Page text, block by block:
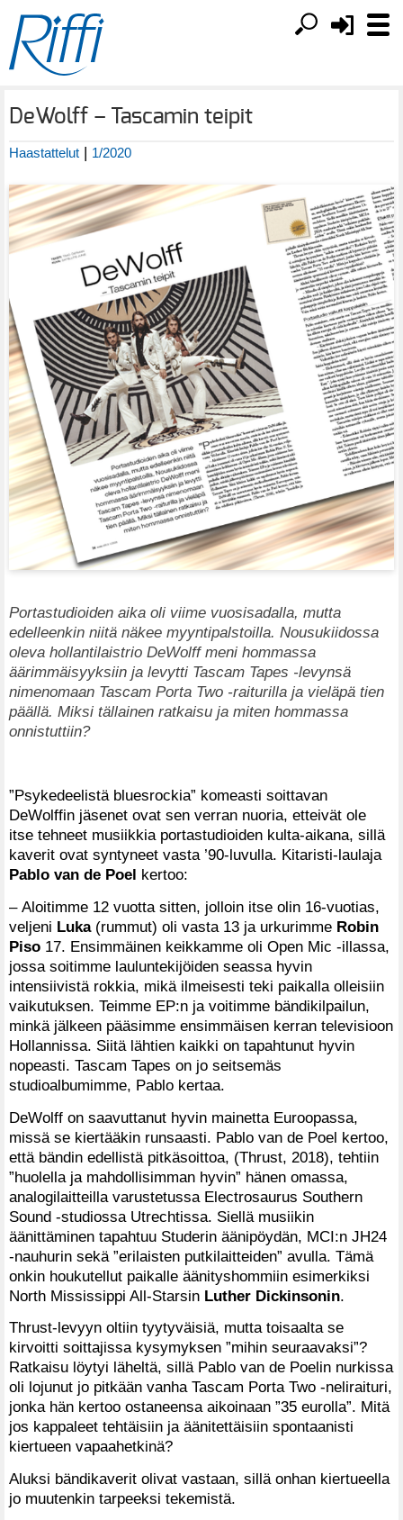
DeWolff – Tascamin teipit
Haastattelut | 1/2020
Portastudioiden aika oli viime vuosisadalla, mutta
edelleenkin niitä näkee myyntipalstoilla. Nousukiidossa
oleva hollantilaistrio DeWolff meni hommassa
äärimmäisyyksiin ja levytti Tascam Tapes -levynsä
nimenomaan Tascam Porta Two -raiturilla ja vieläpä tien
päällä. Miksi tällainen ratkaisu ja miten hommassa
onnistuttiin?
”Psykedeelistä bluesrockia” komeasti soittavan
DeWolffin jäsenet ovat sen verran nuoria, etteivät ole
itse tehneet musiikkia portastudioiden kulta-aikana, sillä
kaverit ovat syntyneet vasta ’90-luvulla. Kitaristi-laulaja
Pablo van de Poel kertoo:
– Aloitimme 12 vuotta sitten, jolloin itse olin 16-vuotias,
veljeni Luka(rummut) oli vasta 13 ja urkurimme Robin
Piso 17. Ensimmäinen keikkamme oli Open Mic -illassa,
jossa soitimme lauluntekijöiden seassa hyvin
intensiivistä rokkia, mikä ilmeisesti teki paikalla olleisiin
vaikutuksen. Teimme EP:n ja voitimme bändikilpailun,
minkä jälkeen pääsimme ensimmäisen kerran televisioon
Hollannissa. Siitä lähtien kaikki on tapahtunut hyvin
nopeasti. Tascam Tapes on jo seitsemäs
studioalbumimme, Pablo kertaa.
DeWolff on saavuttanut hyvin mainetta Euroopassa,
missä se kiertääkin runsaasti. Pablo van de Poel kertoo,
että bändin edellistä pitkäsoittoa, (Thrust, 2018), tehtiin
”huolella ja mahdollisimman hyvin” hänen omassa,
analogilaitteilla varustetussa Electrosaurus Southern
Sound -studiossa Utrechtissa. Siellä musiikin
äänittäminen tapahtuu Studerin äänipöydän, MCI:n JH24
-nauhurin sekä ”erilaisten putkilaitteiden” avulla. Tämä
onkin houkutellut paikalle äänityshommiin esimerkiksi
North Mississippi All-Starsin Luther Dickinsonin.
Thrust-levyyn oltiin tyytyväisiä, mutta toisaalta se
kirvoitti soittajissa kysymyksen ”mihin seuraavaksi”?
Ratkaisu löytyi läheltä, sillä Pablo van de Poelin nurkissa
oli lojunut jo pitkään vanha Tascam Porta Two -neliraituri,
jonka hän kertoo ostaneensa aikoinaan ”35 eurolla”. Mitä
jos kappaleet tehtäisiin ja äänitettäisiin spontaanisti
kiertueen vapaahetkinä?
Aluksi bändikaverit olivat vastaan, sillä onhan kiertueella
jo muutenkin tarpeeksi tekemistä.